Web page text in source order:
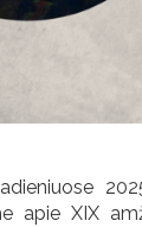
apie XIX